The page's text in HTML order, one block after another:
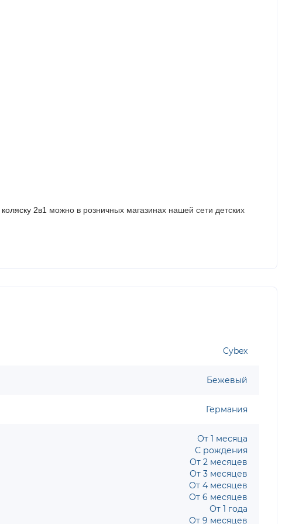
коляску 2в1 можно в розничных магазинах нашей сети детских
Cybex
Бежевый
Германия
От 1 месяца
С рождения
От 2 месяцев
От 3 месяцев
От 4 месяцев
От 6 месяцев
От 1 года
От 9 месяцев